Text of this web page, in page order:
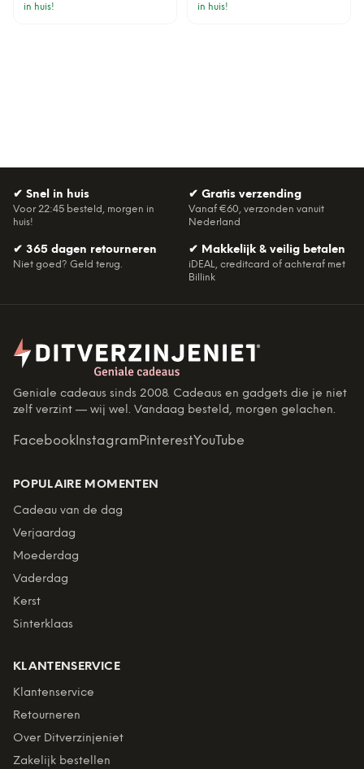
in huis!
in huis!
✔ Snel in huis
Voor 22:45 besteld, morgen in
huis!
✔ Gratis verzending
Vanaf €60, verzonden vanuit
Nederland
✔ 365 dagen retourneren
Niet goed? Geld terug.
✔ Makkelijk & veilig betalen
iDEAL, creditcard of achteraf met
Billink
Geniale cadeaus sinds 2008. Cadeaus en gadgets die je niet
zelf verzint — wij wel. Vandaag besteld, morgen gelachen.
Facebook InstagramPinterestYouTube
POPULAIRE MOMENTEN
Cadeau van de dag
Verjaardag
Moederdag
Vaderdag
Kerst
Sinterklaas
KLANTENSERVICE
Klantenservice
Retourneren
Over Ditverzinjeniet
Zakelijk bestellen